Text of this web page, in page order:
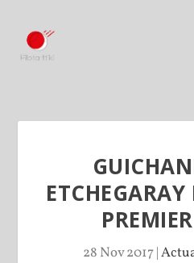
ETCHEGARAY
28 Nov 2017|